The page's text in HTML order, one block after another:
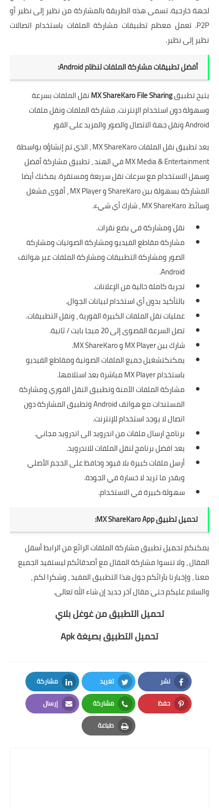
لجهة خارجية. تسمى هذه الطريقة بالمشاركة من نظير إلى نظير أو
P2P. تعمل معظم تطبيقات مشاركة الملفات باستخدام اتصالات
نظير إلى نظير.
أفضل تطبيقات مشاركة الملفات لنظام Android:
يتيح تطبيقMX ShareKaro File Sharingنقل الملفات بسرعة
وسهولة دون استخدام الإنترنت. مشاركة الملفات ونقل ملفات
Android ونقل جهة الاتصال والصور والمزيد على الفور
يعد تطبيق نقل الملفات MX ShareKaro ، الذي تم إنشاؤه بواسطة
MX Media & Entertainment في الهند ، تطبيق مشاركة أفضل
وسهل الاستخدام مع سرعات نقل سريعة ومستقرة. يمكنك أيضا
المشاركة بسهولة بين ShareKaro و MX Player ، أقوى مشغل
وسائط. MX ShareKaro ، شارك أي شيء.
نقل ومشاركة في بضع نقرات.
مشاركة مقاطع الفيديو ومشاركة الصوتيات ومشاركة
الصور ومشاركة التطبيقات ومشاركة الملفات عبر هواتف
Android.
تجربة كاملة خالية من الإعلانات.
بالتأكيد بدون أي استخدام لبيانات الجوال.
عمليات نقل الملفات الكبيرة الفورية ، ونقل التطبيقات.
تصل السرعة القصوى إلى 20 ميجا بايت / ثانية.
شارك بين MX Player و MX ShareKaro.
يمكنكتشغيل جميع الملفات الصوتية ومقاطع الفيديو
باستخدام MX Player مباشرة بعد استلامها.
مشاركة الملفات الآمنة وتطبيق النقل الفوري ومشاركة
المستندات مع هواتف Android وتطبيق المشاركة دون
اتصال لا يوجد استخدام للإنترنت.
برنامج ارسال ملفات من اندرويد الى اندرويد مجاني.
يعد افضل برنامج لنقل الملفات للاندرويد.
أرسل ملفات كبيرة بلا قيود وحافظ على الحجم الأصلي
وبقدر ما تريد لا خسارة في الجودة.
سهولة كبيرة في الاستخدام.
تحميل تطبيق MX ShareKaro App:
يمكنكم تحميل تطبيق مشاركة الملفات الرائع من الرابط أسفل
المقال ، ولا تنسوا مشاركة المقال مع أصدقائكم ليستفيد الجميع
معنا ، وإخبارنا بآرائكم حول هذا التطبيق المفيد ، وشكرا لكم ،
والسلام عليكم حتى مقال آخر جديد إن شاء الله تعالى.
تحميل التطبيق من غوغل بلاي
تحميل التطبيق بصيغة Apk
نشر
Facebook
تغريد
Twitter
مشاركة
LinkedIn
حفظ
Pinterest
مشاركة
Whatsapp
إرسال
Email
طباعة
Print